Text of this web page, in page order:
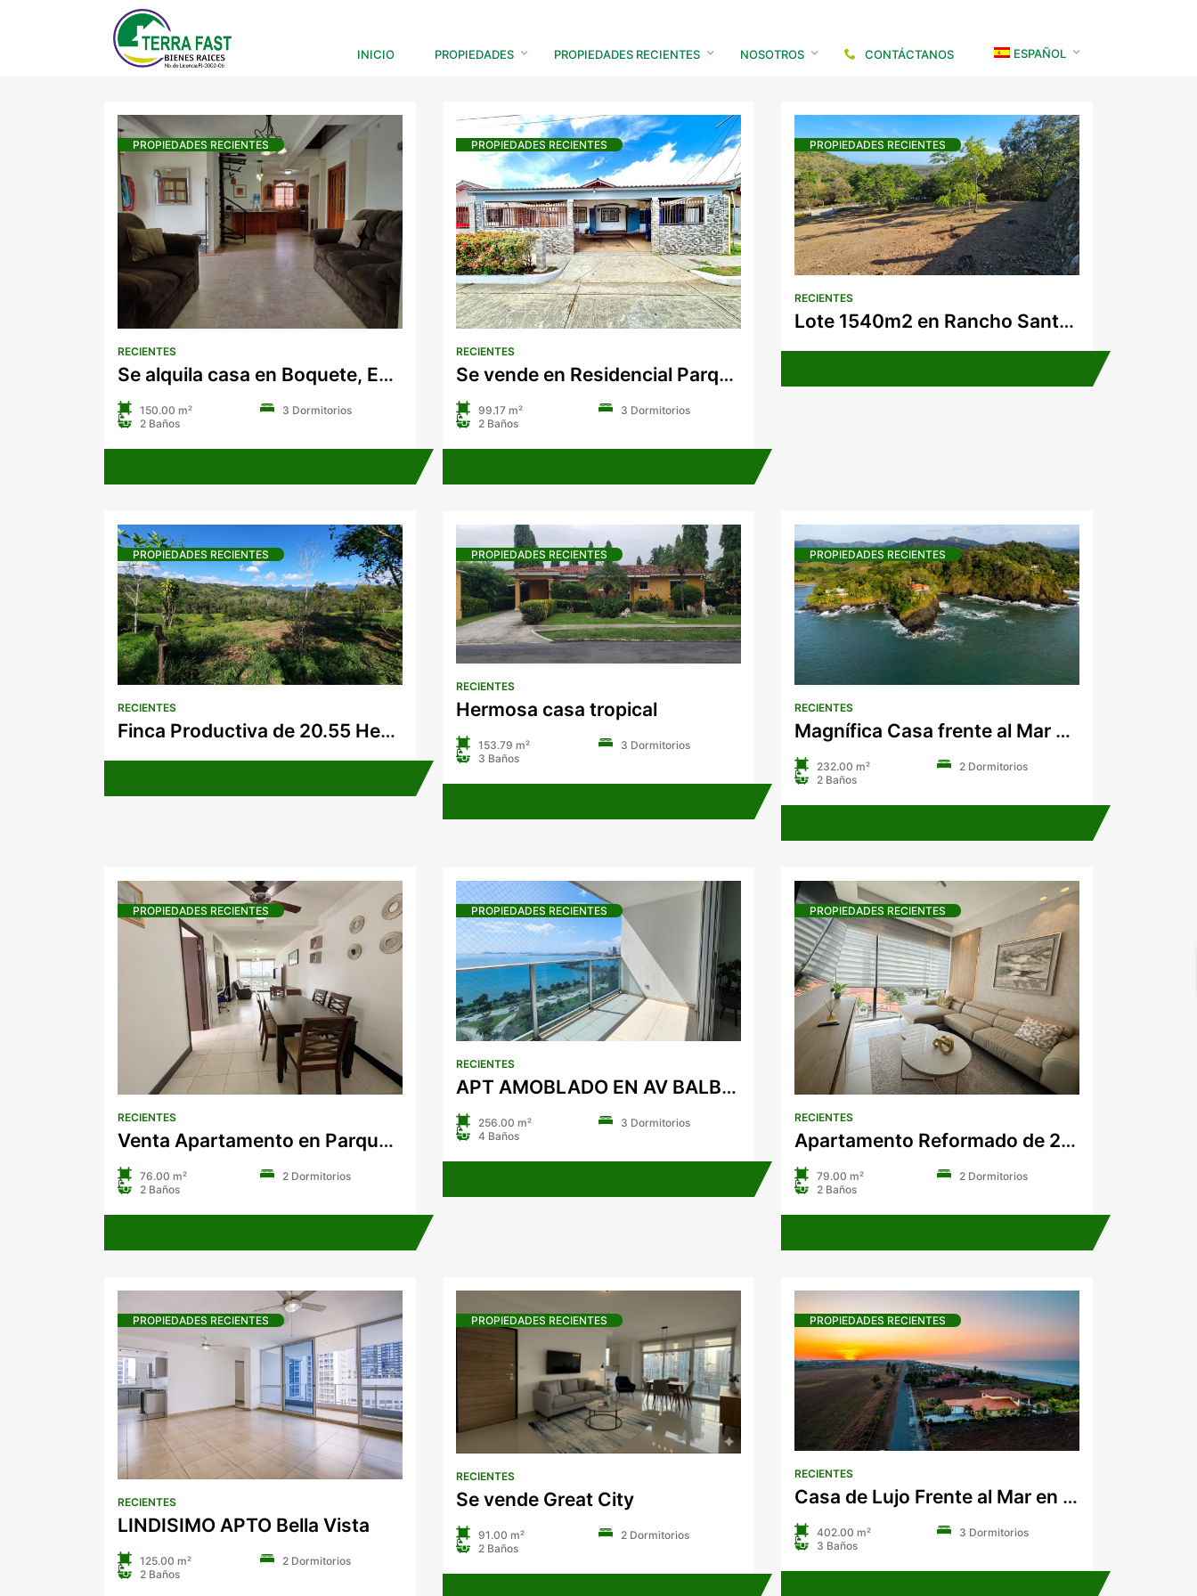
INICIO PROPIEDADES
Apartamentos
Casas
Lotes residenciales
Proyectos residenciales
Playa
Montaña
Locales comerciales
Lotes comerciales
Negocios
Oficinas
Fincas
Inversiones
PROPIEDADES RECIENTES NOSOTROS CONTÁCTANOS ESPAÑOL
PROPIEDADES RECIENTES
PROPIEDADES RECIENTES
RECIENTES
Se alquila casa en Boquete, Emerald Drive.
150.00 m²
3 Dormitorios
2 Baños
PROPIEDADES RECIENTES
RECIENTES
Se vende en Residencial Parque Centenario
99.17 m²
3 Dormitorios
2 Baños
PROPIEDADES RECIENTES
RECIENTES
Lote 1540m2 en Rancho Santa Fe, San Carlos
PROPIEDADES RECIENTES
RECIENTES
Finca Productiva de 20.55 Hectáreas con Agua Viva y Excelente Ubicación
PROPIEDADES RECIENTES
RECIENTES
Hermosa casa tropical
153.79 m²
3 Dormitorios
3 Baños
PROPIEDADES RECIENTES
RECIENTES
Magnífica Casa frente al Mar situada en lo alto de un acantilado
232.00 m²
2 Dormitorios
2 Baños
PROPIEDADES RECIENTES
RECIENTES
Venta Apartamento en Parque Lefevre, PH Sorrento
76.00 m²
2 Dormitorios
2 Baños
PROPIEDADES RECIENTES
RECIENTES
APT AMOBLADO EN AV BALBOA - WATERS ON THE BAY - 256 M2
256.00 m²
3 Dormitorios
4 Baños
PROPIEDADES RECIENTES
RECIENTES
Apartamento Reformado de 2 Dormitorios en Venta en Coco del Mar.
79.00 m²
2 Dormitorios
2 Baños
PROPIEDADES RECIENTES
RECIENTES
LINDISIMO APTO Bella Vista
125.00 m²
2 Dormitorios
2 Baños
PROPIEDADES RECIENTES
RECIENTES
Se vende Great City
91.00 m²
2 Dormitorios
2 Baños
PROPIEDADES RECIENTES
RECIENTES
Casa de Lujo Frente al Mar en Venta en Playa Barqueta
402.00 m²
3 Dormitorios
3 Baños